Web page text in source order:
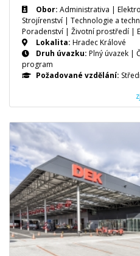
Obor: Administrativa |
Strojírenství | Technologie a
Poradenství | Životní prostředí |
Lokalita: Hradec Králové
Druh úvazku: Plný úvazek |
program
Požadované vzdělání: